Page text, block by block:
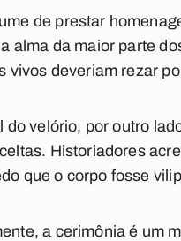
de prestar
alma da maior parte
vivos deveriam rezar
do velório, por outro
Historiadores
que o corpo fosse
a cerimônia é um